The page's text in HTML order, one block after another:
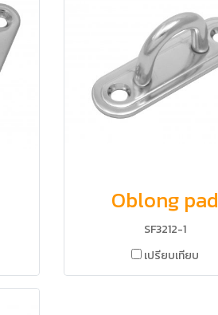
Oblong pad
SF3212-1
เปรียบเทียบ